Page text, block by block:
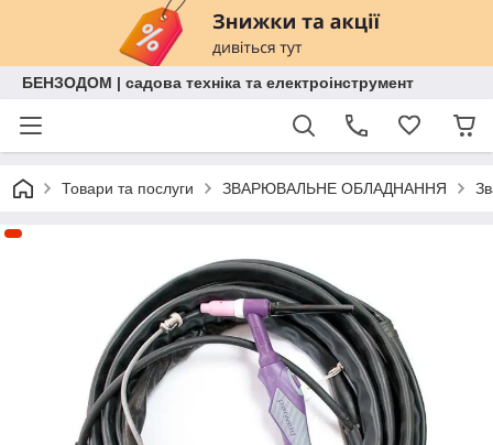
БЕНЗОДОМ | садова техніка та електроінструмент
Товари та послуги ЗВАРЮВАЛЬНЕ ОБЛАДНАННЯ